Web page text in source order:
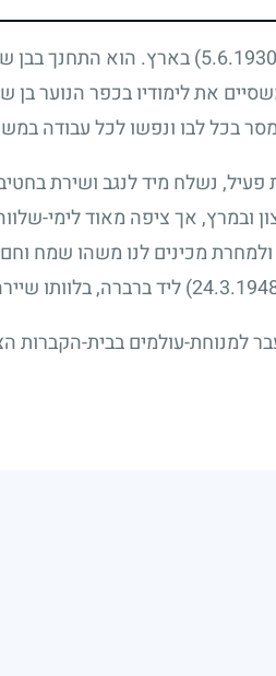
בארץ. הוא התחנך בבן
את לימודיו בכפר הנוער בן
בכל לבו ונפשו לכל עבודה
נשלח מיד לנגב ושירת
ובמרץ, אך ציפה מאוד לימי-
ולמחרת מכינים לנו משהו שמח
ליד ברברה, בלוותו
למנוחת-עולמים בבית-הקברות